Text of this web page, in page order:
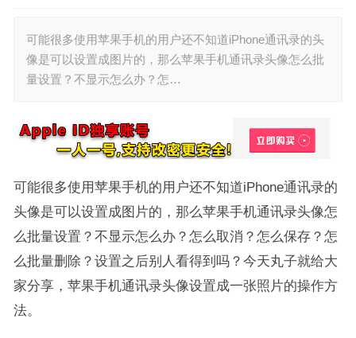
可能很多使用苹果手机的用户还不知道iPhone通讯录的头
像是可以设置成图片的，那么苹果手机通讯录头像怎么批
量设置？不显示怎么办？怎…
可能很多使用苹果手机的用户还不知道iPhone通讯录的
头像是可以设置成图片的，那么苹果手机通讯录头像怎
么批量设置？不显示怎么办？怎么取消？怎么保存？怎
么批量删除？设置之后别人看得到吗？今天丸子就给大
家分享，苹果手机通讯录头像设置成一张照片的操作方
法。